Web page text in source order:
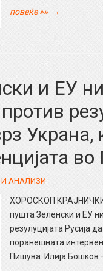
повеќе »» →
и ЕУ
Украна,
во
И АНАЛИЗИ
ХОРОСКОП КРАЈНИЧКИ
пушта Зеленски и ЕУ
резулуцијата Русија
поранешната
Пишува: Илија Бошков